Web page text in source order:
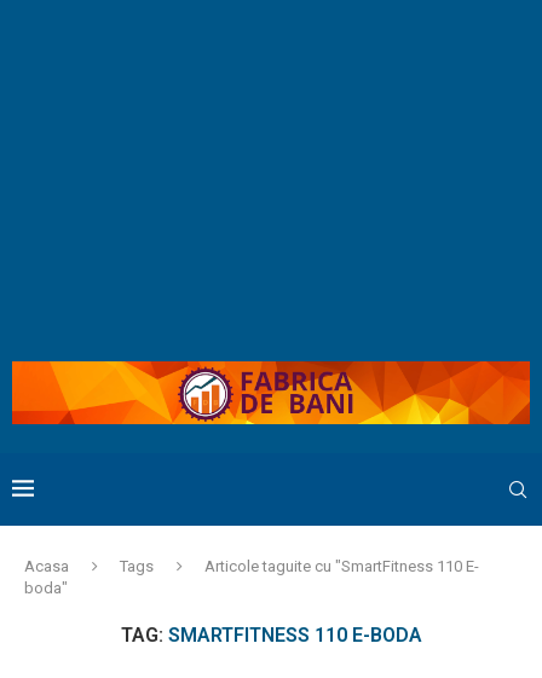
Acasa Tags
Articole taguite cu "SmartFitness 110 E-
boda"
TAG: SMARTFITNESS 110 E-BODA